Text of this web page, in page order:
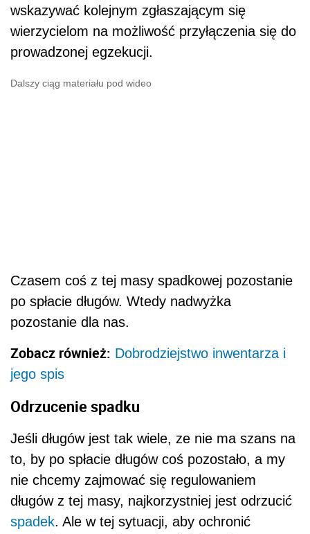
wskazywać kolejnym zgłaszającym się
wierzycielom na możliwość przyłączenia się do
prowadzonej egzekucji.
Dalszy ciąg materiału pod wideo
Czasem coś z tej masy spadkowej pozostanie
po spłacie długów. Wtedy nadwyżka
pozostanie dla nas.
Zobacz również: Dobrodziejstwo inwentarza i
jego spis
Odrzucenie spadku
Jeśli długów jest tak wiele, ze nie ma szans na
to, by po spłacie długów coś pozostało, a my
nie chcemy zajmować się regulowaniem
długów z tej masy, najkorzystniej jest odrzucić
spadek. Ale w tej sytuacji, aby ochronić